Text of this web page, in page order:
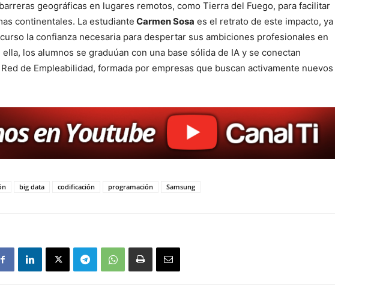
geográficas en lugares remotos, como Tierra del Fuego, para facilitar
continentales. La estudiante Carmen Sosa es el retrato de este impacto, ya
la confianza necesaria para despertar sus ambiciones profesionales en
los alumnos se graduúan con una base sólida de IA y se conectan
de Empleabilidad, formada por empresas que buscan activamente nuevos
big data codificación programación Samsung